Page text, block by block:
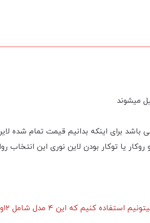
میشوند
باشد برای اینکه بدانیم قیمت تمام
یا توکار بودن لاین نوری این انتخاب